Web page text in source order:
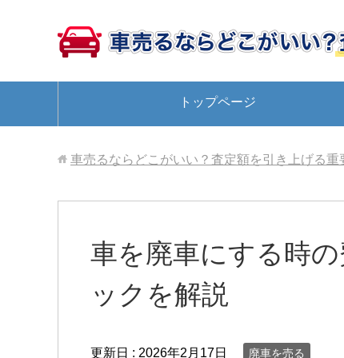
トップページ
車売るならどこがいい？査定額を引き上げる重
車を廃車にする時
ックを解説
更新日 : 2026年2月17日 廃車を売る